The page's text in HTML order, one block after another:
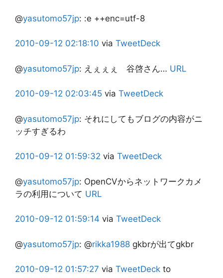
@yasutomo57jp: :e ++enc=utf-8
2010-09-12 02:18:10 via TweetDeck
@yasutomo57jp: えぇぇぇ 谷啓さん… URL
2010-09-12 02:03:45 via TweetDeck
@yasutomo57jp: それにしてもブログの内容がニ
ッチすぎるわ
2010-09-12 01:59:32 via TweetDeck
@yasutomo57jp: OpenCVからネットワークカメ
ラの利用について URL
2010-09-12 01:59:14 via TweetDeck
@yasutomo57jp: @rikka1988 gkbrが出てgkbr
2010-09-12 01:57:27 via TweetDeck to